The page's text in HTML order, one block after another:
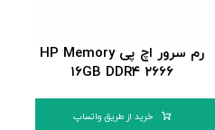
رم سرور اچ پی HP Memory
۱۶GB DDR۴ ۲۶۶۶
خرید از طریق واتساپ